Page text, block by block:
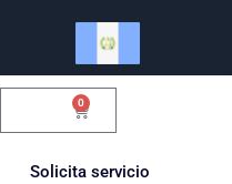
0
Solicita servicio